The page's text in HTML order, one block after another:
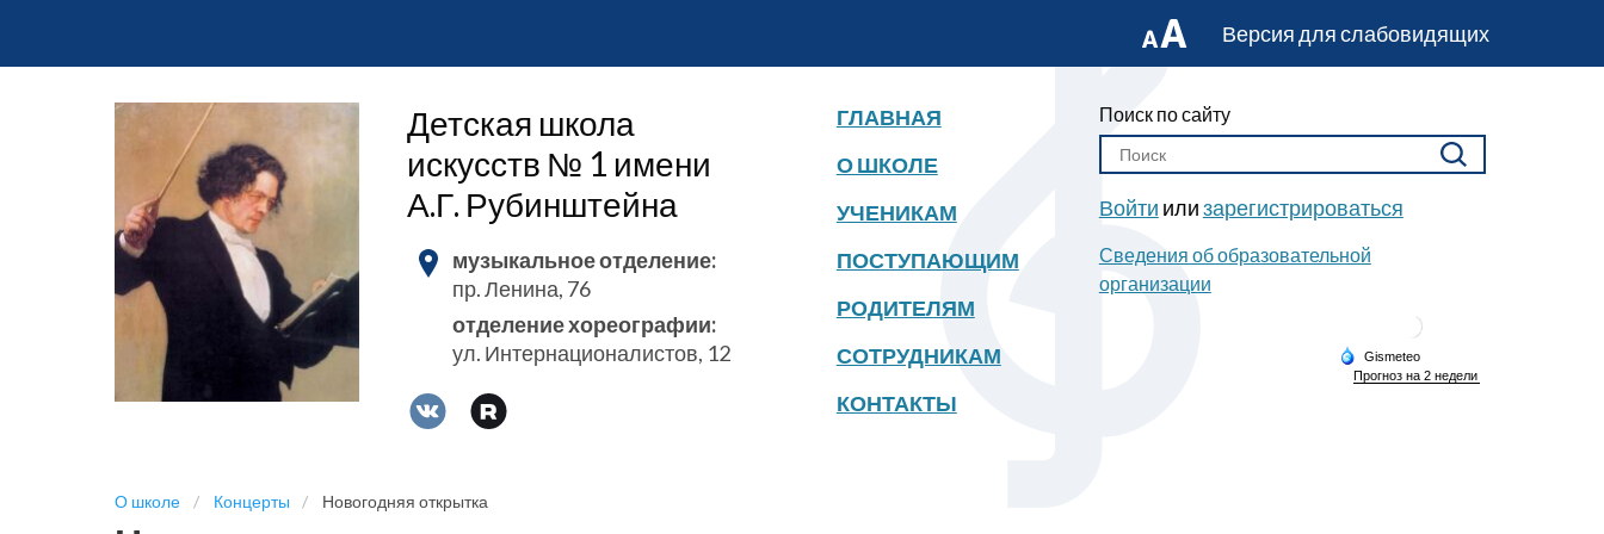
Версия для слабовидящих
Детская школа
искусств № 1 имени
А.Г. Рубинштейна
музыкальное отделение:
пр. Ленина, 76
отделение хореографии:
ул. Интернационалистов, 12
ГЛАВНАЯ
О ШКОЛЕ
УЧЕНИКАМ
ПОСТУПАЮЩИМ
РОДИТЕЛЯМ
СОТРУДНИКАМ
КОНТАКТЫ
Поиск по сайту
Войти илизарегистрироваться
Сведения об образовательной
организации
О школе Концерты Новогодняя открытка